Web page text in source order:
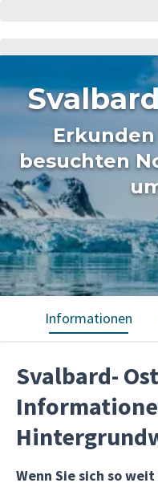
besuchten
Informationen
Svalbard-
Wenn Sie sich so